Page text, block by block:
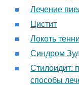
Лечение
Цистит
Локоть
Синдром
Стилоидит:
способы